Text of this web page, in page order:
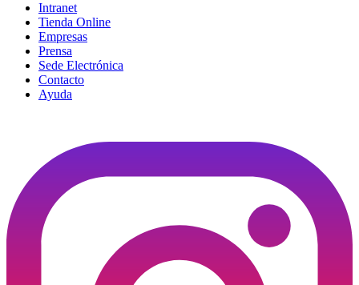
Intranet
Tienda Online
Empresas
Prensa
Sede Electrónica
Contacto
Ayuda